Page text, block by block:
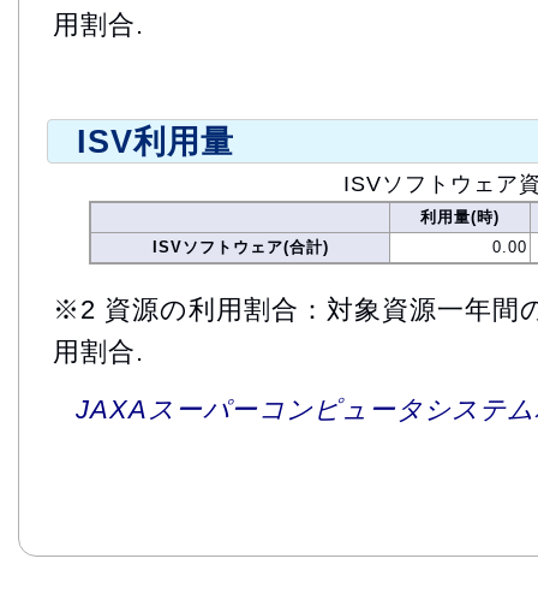
用割合.
ISV利用量
ISVソフトウェア
利用量(時)
ISVソフトウェア(合計)
0.00
※2 資源の利用割合：対象資源一年間
用割合.
JAXAスーパーコンピュータシステ